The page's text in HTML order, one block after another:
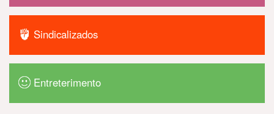
Sindicalizados
Entreterimento